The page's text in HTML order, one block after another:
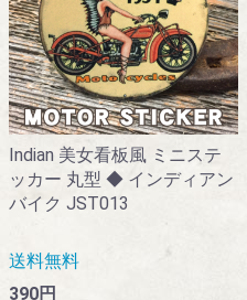
Indian 美女看板風 ミニステ
ッカー 丸型 ◆ インディアン
バイク JST013
送料無料
390円